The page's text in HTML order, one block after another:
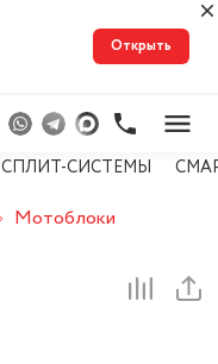
Открыть
СПЛИТ-СИСТЕМЫ
Мотоблоки